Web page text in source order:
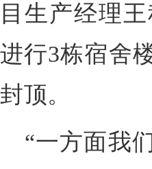
目生产经理
进行3栋宿舍
封顶。
“一方面我